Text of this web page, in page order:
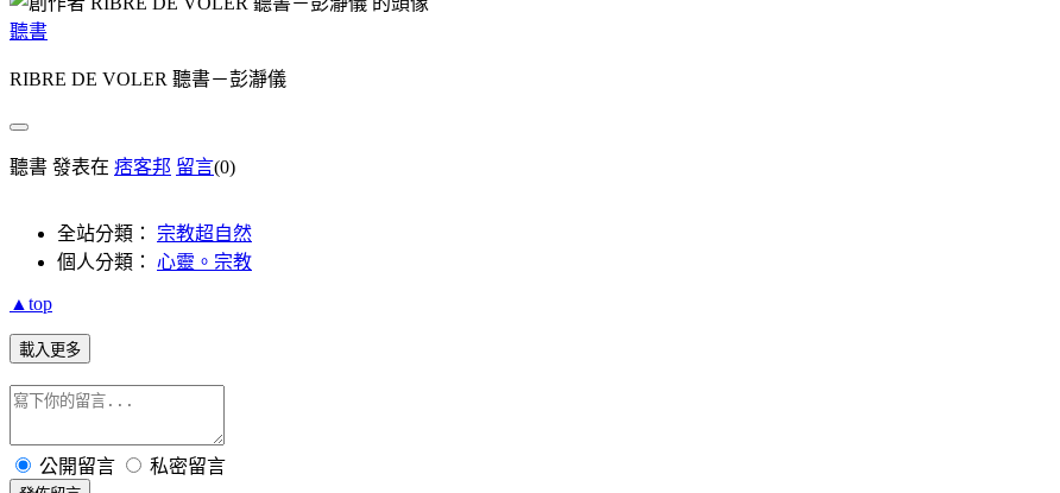
聽書
RIBRE DE VOLER 聽書－彭瀞儀
聽書 發表在 痞客邦 留言(0)
全站分類： 宗教超自然
個人分類： 心靈。宗教
▲top
載入更多
公開留言 私密留言